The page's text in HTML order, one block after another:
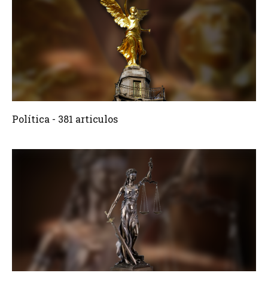
381 Articulos
Política - 381 articulos
Crear 1516 Articulos